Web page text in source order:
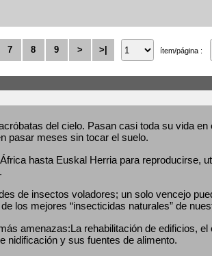
7 8 9 > >| ítem/página :
del cielo. Pasan casi toda su vida en
pasar meses sin tocar el suelo.
hasta Euskal Herria para reproducirse,
de insectos voladores; un solo vencejo
los mejores “insecticidas naturales” de
amenazas:La rehabilitación de edificios,
nidificación y sus fuentes de alimento.